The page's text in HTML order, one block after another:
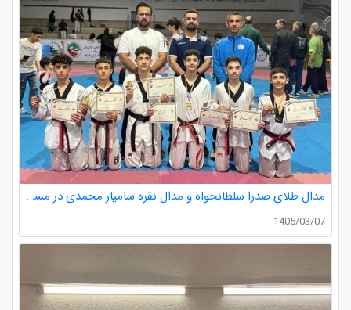
مدال طلای صدرا سلطانخواه و مدال نقره سامیار محمدی در مسابقات قهرمانی نونهالان استان گیلان
1405/03/07